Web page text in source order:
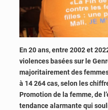
En 20 ans, entre 2002 et
violences basées sur le
majoritairement des
à 14 264 cas, selon les
Promotion de la femme, de
tendance alarmante qui